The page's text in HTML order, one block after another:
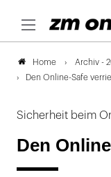
Home Archiv -
Den Online-Safe
Sicherheit beim
Den